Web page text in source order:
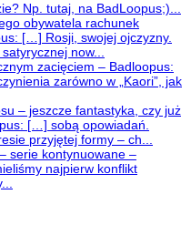
Np. tutaj, na BadLoopus;)...
obywatela rachunek
[…] Rosji, swojej ojczyzny.
now...
zacięciem – Badloopus:
zarówno w „Kaori”, jak
– jeszcze fantastyka, czy już
[…] sobą opowiadań.
przyjętej formy – ch...
serie kontynuowane –
najpierw konflikt